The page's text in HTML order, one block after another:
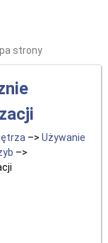
strony
–> Używanie
–>